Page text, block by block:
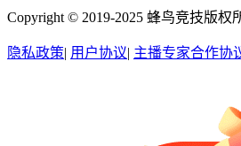
Copyright © 2019-2025 蜂鸟竞技版权
隐私政策| 用户协议| 主播专家合作协